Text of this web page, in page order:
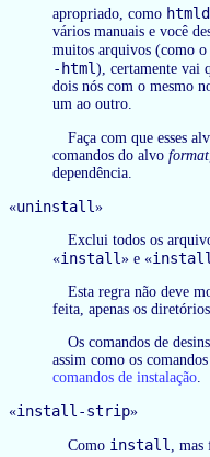
apropriado, como
vários manuais e você
muitos arquivos (como
-html), certamente vai
dois nós com o mesmo
um ao outro.
Faça com que esses
comandos do alvo format
dependência.
«uninstall»
Exclui todos os
«install» e «
Esta regra não deve
feita, apenas os
Os comandos de
assim como os
comandos de instalação.
«install-strip»
Como install, mas